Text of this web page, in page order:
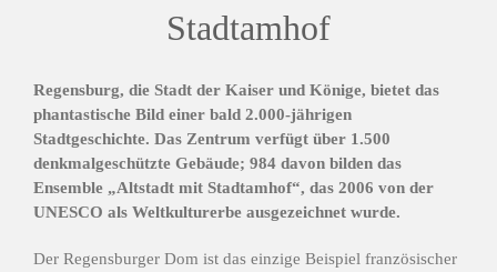
Stadtamhof
Regensburg, die Stadt der Kaiser und Könige, bietet das
phantastische Bild einer bald 2.000-jährigen
Stadtgeschichte. Das Zentrum verfügt über 1.500
denkmalgeschützte Gebäude; 984 davon bilden das
Ensemble „Altstadt mit Stadtamhof“, das 2006 von der
UNESCO als Weltkulturerbe ausgezeichnet wurde.
Der Regensburger Dom ist das einzige Beispiel französischer